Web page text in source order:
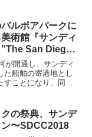
ルボアパークに
術館『サンディ
San Diego
が開通し、サンディ
た船舶の寄港地とし
ことになり、同年
れ地元の人たちの高
ン...
の祭典、サンデ
〜SDCC2018